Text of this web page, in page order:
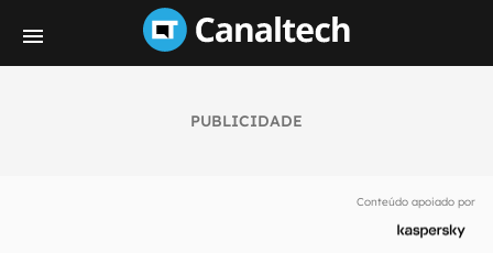
PUBLICIDADE
Conteúdo apoiado por
notícias e reviews sobre tecnologia em primeira